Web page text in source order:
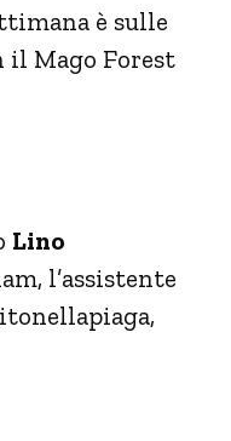
è sulle
il Mago Forest
Lino
l’assistente